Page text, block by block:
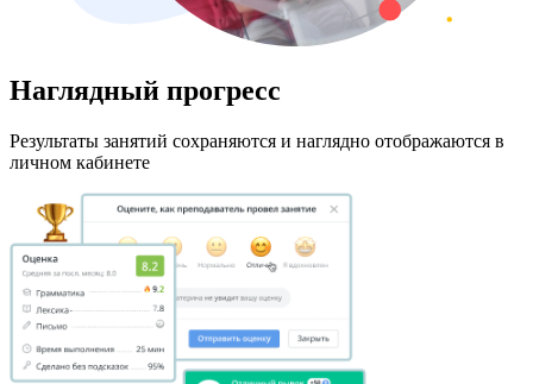
Наглядный прогресс
Результаты занятий сохраняются и наглядно отображаются в
личном кабинете